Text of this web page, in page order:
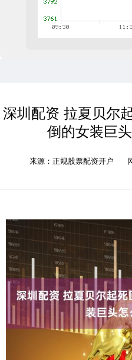
深圳配资 拉夏贝尔
倒的女装巨
来源：正规股票配资开户